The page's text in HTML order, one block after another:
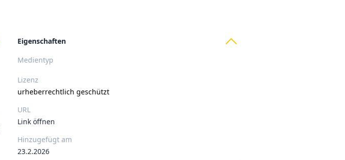
Eigenschaften
Medientyp
Lizenz
urheberrechtlich geschützt
URL
Link öffnen
Hinzugefügt am
23.2.2026